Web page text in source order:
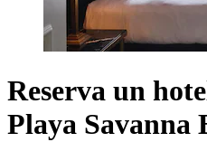
Reserva un
Playa Savanna